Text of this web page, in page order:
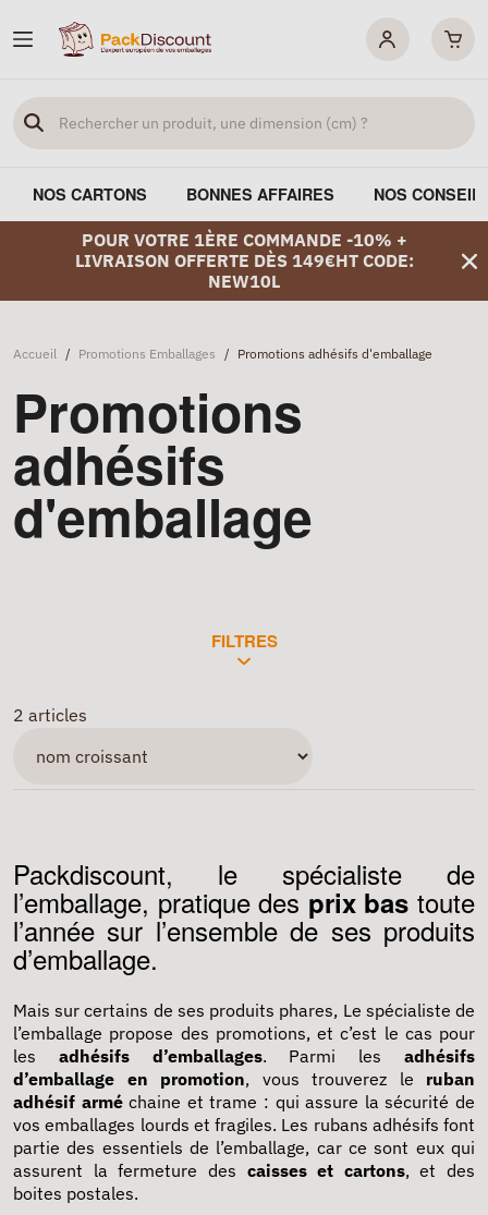
NOS CARTONS BONNES AFFAIRES NOS
POUR VOTRE 1ÈRE COMMANDE -10% +
LIVRAISON OFFERTE DÈS 149€HT CODE:
NEW10L
Accueil / Promotions Emballages / Promotions adhésifs d'emballage
Promotions
adhésifs
d'emballage
FILTRES
2 articles
Packdiscount, le spécialiste de
l’emballage, pratique des prix bas toute
l’année sur l’ensemble de ses produits
d’emballage.
Mais sur certains de ses produits phares, Le spécialiste de
l’emballage propose des promotions, et c’est le cas pour
les adhésifs d’emballages. Parmi lesadhésifs
d’emballage en promotion, vous trouverez le ruban
adhésif arméchaine et trame : qui assure la sécurité de
vos emballages lourds et fragiles. Les rubans adhésifs font
partie des essentiels de l’emballage, car ce sont eux qui
assurent la fermeture des caisses et cartons, et des
boites postales.